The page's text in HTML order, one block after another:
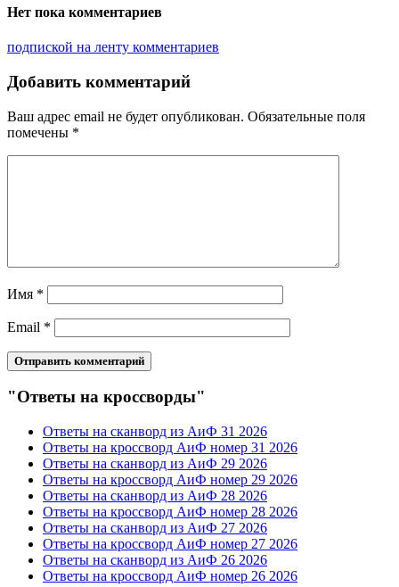
Нет пока комментариев
подпиской на ленту комментариев
Добавить комментарий
Ваш адрес email не будет опубликован. Обязательные поля
помечены *
Имя *
Email *
"Ответы на кроссворды"
Ответы на сканворд из АиФ 31 2026
Ответы на кроссворд АиФ номер 31 2026
Ответы на сканворд из АиФ 29 2026
Ответы на кроссворд АиФ номер 29 2026
Ответы на сканворд из АиФ 28 2026
Ответы на кроссворд АиФ номер 28 2026
Ответы на сканворд из АиФ 27 2026
Ответы на кроссворд АиФ номер 27 2026
Ответы на сканворд из АиФ 26 2026
Ответы на кроссворд АиФ номер 26 2026